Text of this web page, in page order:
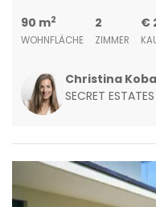
90 m2
WOHNFLÄCHE
2
ZIMMER
€
Christina
SECRET